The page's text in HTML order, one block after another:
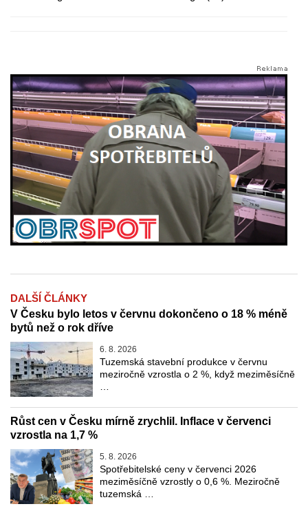
DALŠÍ ČLÁNKY
V Česku bylo letos v červnu dokončeno o 18 % méně
bytů než o rok dříve
6. 8. 2026
Tuzemská stavební produkce v červnu
meziročně vzrostla o 2 %, když meziměsíčně
…
Růst cen v Česku mírně zrychlil. Inflace v červenci
vzrostla na 1,7 %
5. 8. 2026
Spotřebitelské ceny v červenci 2026
meziměsíčně vzrostly o 0,6 %. Meziročně
tuzemská …